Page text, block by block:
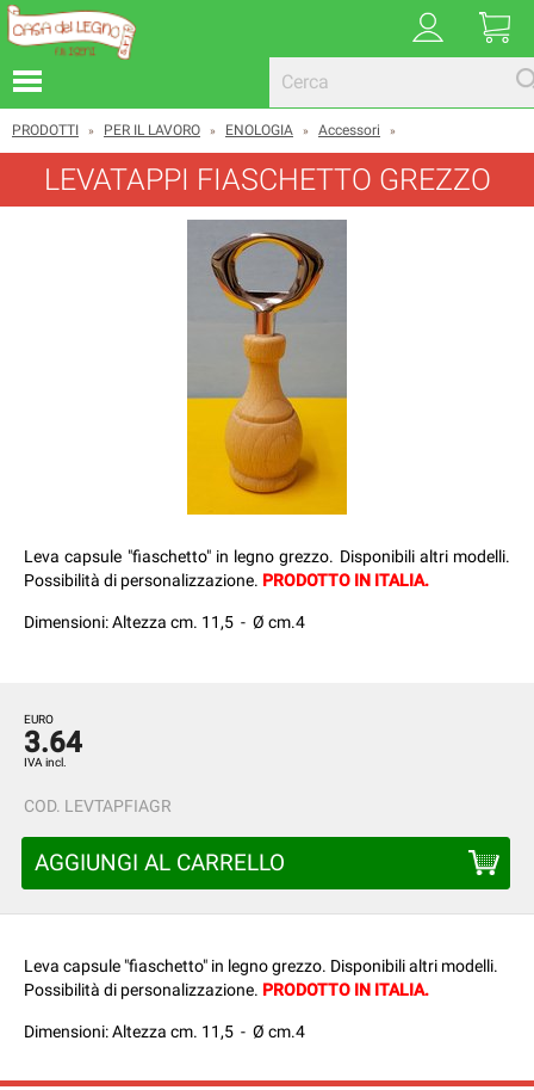
PRODOTTI » PER IL LAVORO » ENOLOGIA » Accessori »
LEVATAPPI FIASCHETTO GREZZO
Leva capsule "fiaschetto" in legno grezzo. Disponibili altri modelli.
Possibilità di personalizzazione. PRODOTTO IN ITALIA.
Dimensioni: Altezza cm. 11,5 - Ø cm.4
EURO
3.64
IVA incl.
COD. LEVTAPFIAGR
AGGIUNGI AL CARRELLO
Leva capsule "fiaschetto" in legno grezzo. Disponibili altri modelli.
Possibilità di personalizzazione. PRODOTTO IN ITALIA.
Dimensioni: Altezza cm. 11,5 - Ø cm.4